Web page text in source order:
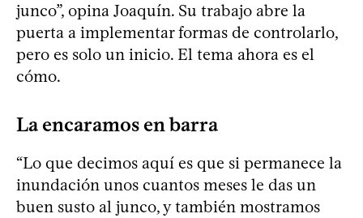
junco”, opina Joaquín. Su trabajo abre la
puerta a implementar formas de controlarlo,
pero es solo un inicio. El tema ahora es el
cómo.
La encaramos en barra
“Lo que decimos aquí es que si permanece la
inundación unos cuantos meses le das un
buen susto al junco, y también mostramos